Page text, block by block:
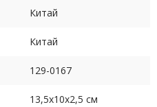
Китай
Китай
129-0167
13,5х10х2,5 см